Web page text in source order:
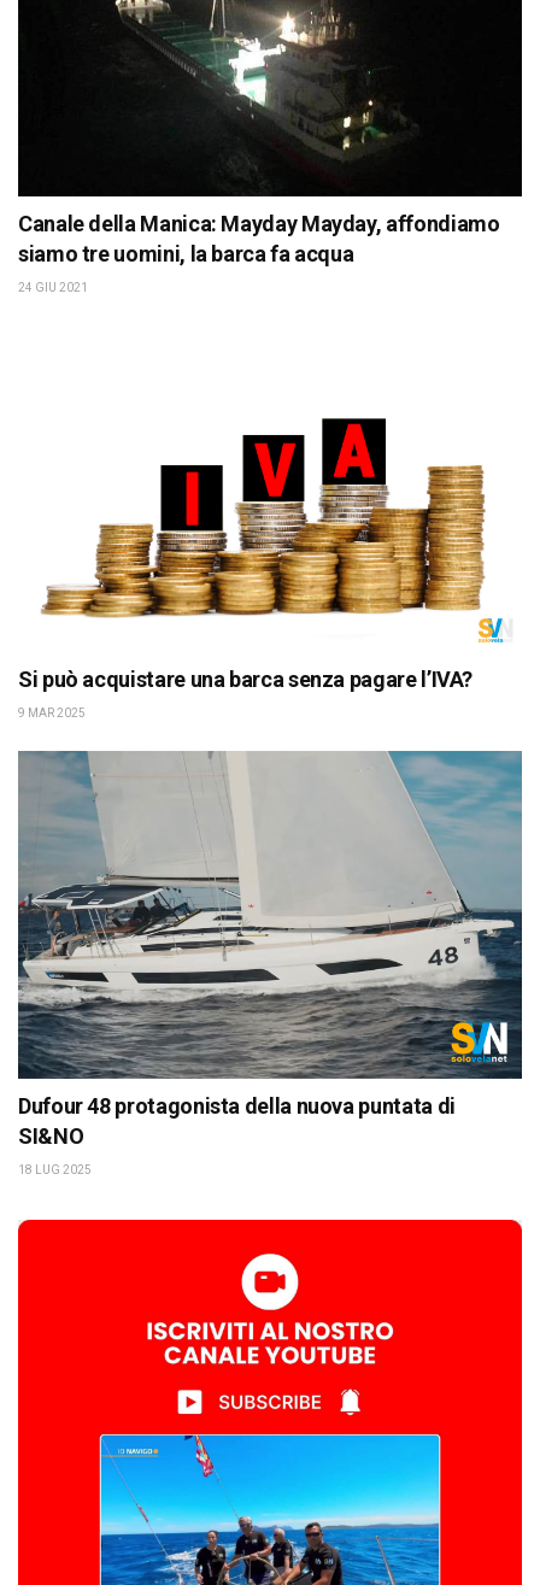
Canale della Manica: Mayday Mayday, affondiamo
siamo tre uomini, la barca fa acqua
24 GIU 2021
Si può acquistare una barca senza pagare l’IVA?
9 MAR 2025
Dufour 48 protagonista della nuova puntata di
SI&NO
18 LUG 2025